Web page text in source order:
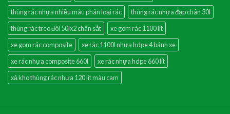
thùng rác nhựa nhiều màu phân loại rác
thùng rác nhựa đạp chân 30l
thùng rác treo đôi 50lx2 chân sắt
xe gom rác 1100 lít
xe gom rác composite
xe rác 1100l nhựa hdpe 4 bánh xe
xe rác nhựa composite 660l
xe rác nhựa hdpe 660 lít
xả kho thùng rác nhựa 120 lít màu cam